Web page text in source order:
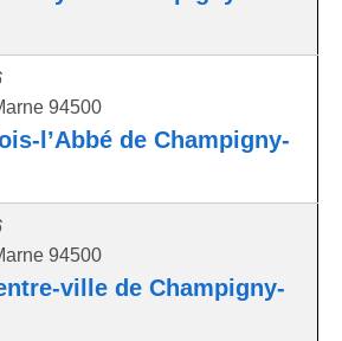
94500
l’Abbé de Champigny-
94500
ville de Champigny-